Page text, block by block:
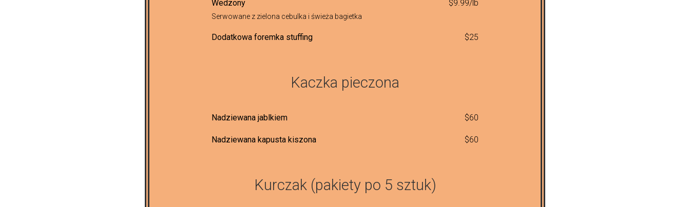
Wedzony $9.99/lb
Serwowane z zielona cebulka i świeża bagietka
Dodatkowa foremka stuffing $25
Kaczka pieczona
Nadziewana jablkiem $60
Nadziewana kapusta kiszona $60
Kurczak (pakiety po 5 sztuk)